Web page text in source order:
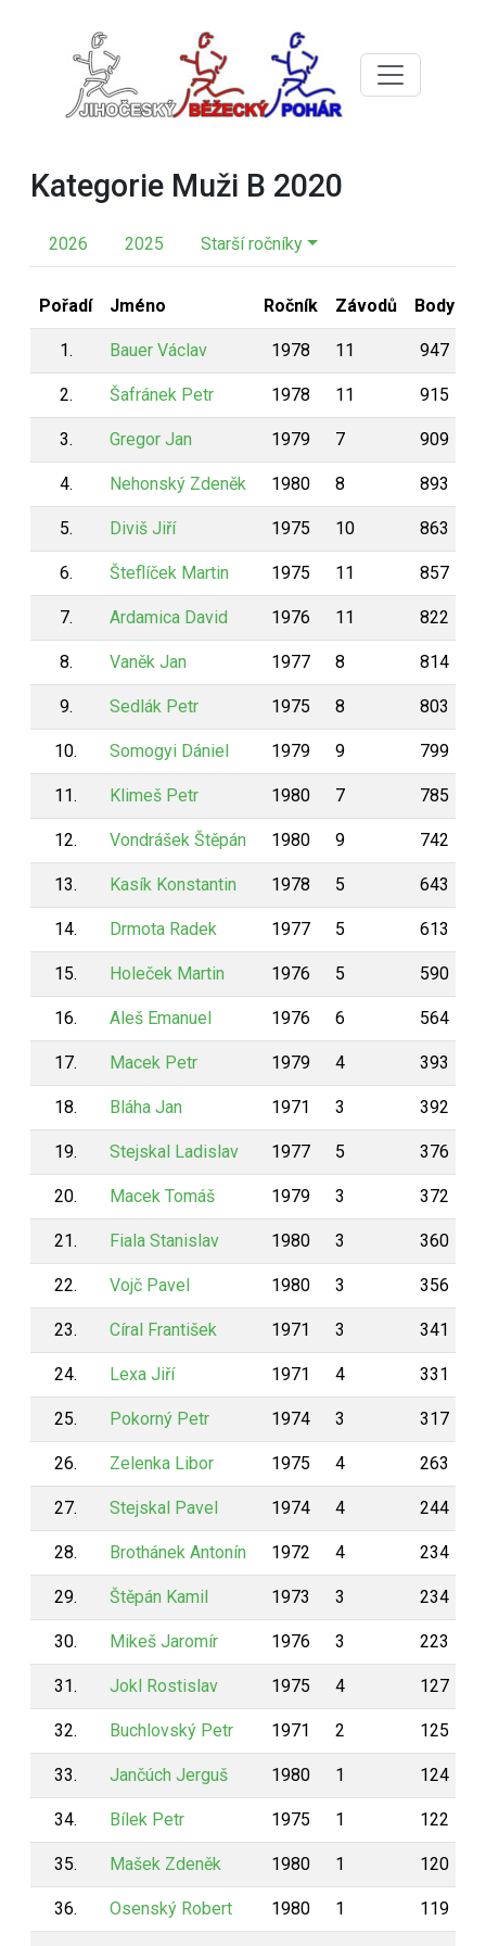
Kategorie Muži B 2020
2026 2025 Starší ročníky
Pořadí Jméno Ročník Závodů Body
1. Bauer Václav 1978 11 947
2. Šafránek Petr 1978 11 915
3. Gregor Jan 1979 7 909
4. Nehonský Zdeněk 1980 8 893
5. Diviš Jiří 1975 10 863
6. Šteflíček Martin 1975 11 857
7. Ardamica David 1976 11 822
8. Vaněk Jan 1977 8 814
9. Sedlák Petr 1975 8 803
10. Somogyi Dániel 1979 9 799
11. Klimeš Petr 1980 7 785
12. Vondrášek Štěpán 1980 9 742
13. Kasík Konstantin 1978 5 643
14. Drmota Radek 1977 5 613
15. Holeček Martin 1976 5 590
16. Aleš Emanuel 1976 6 564
17. Macek Petr 1979 4 393
18. Bláha Jan 1971 3 392
19. Stejskal Ladislav 1977 5 376
20. Macek Tomáš 1979 3 372
21. Fiala Stanislav 1980 3 360
22. Vojč Pavel 1980 3 356
23. Círal František 1971 3 341
24. Lexa Jiří 1971 4 331
25. Pokorný Petr 1974 3 317
26. Zelenka Libor 1975 4 263
27. Stejskal Pavel 1974 4 244
28. Brothánek Antonín 1972 4 234
29. Štěpán Kamil 1973 3 234
30. Mikeš Jaromír 1976 3 223
31. Jokl Rostislav 1975 4 127
32. Buchlovský Petr 1971 2 125
33. Jančúch Jerguš 1980 1 124
34. Bílek Petr 1975 1 122
35. Mašek Zdeněk 1980 1 120
36. Osenský Robert 1980 1 119